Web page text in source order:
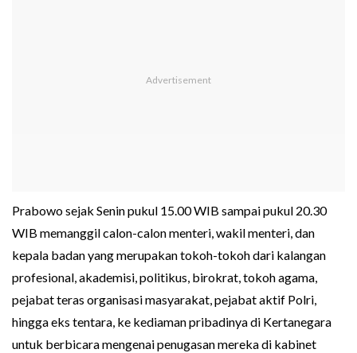
Prabowo sejak Senin pukul 15.00 WIB sampai pukul 20.30
WIB memanggil calon-calon menteri, wakil menteri, dan
kepala badan yang merupakan tokoh-tokoh dari kalangan
profesional, akademisi, politikus, birokrat, tokoh agama,
pejabat teras organisasi masyarakat, pejabat aktif Polri,
hingga eks tentara, ke kediaman pribadinya di Kertanegara
untuk berbicara mengenai penugasan mereka di kabinet